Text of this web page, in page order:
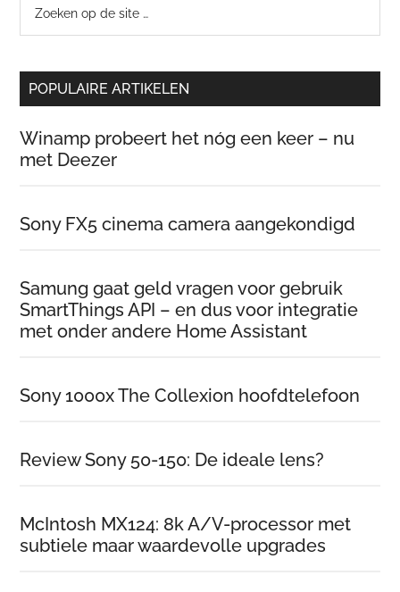
site
POPULAIRE ARTIKELEN
Winamp probeert het nóg een keer – nu
met Deezer
Sony FX5 cinema camera aangekondigd
Samung gaat geld vragen voor gebruik
SmartThings API – en dus voor integratie
met onder andere Home Assistant
Sony 1000x The Collexion hoofdtelefoon
Review Sony 50-150: De ideale lens?
McIntosh MX124: 8k A/V-processor met
subtiele maar waardevolle upgrades